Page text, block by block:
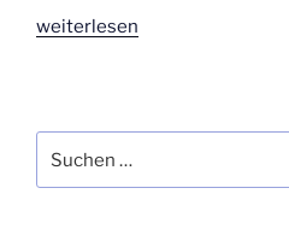
„Über­
wei­ter­le­sen
nach: